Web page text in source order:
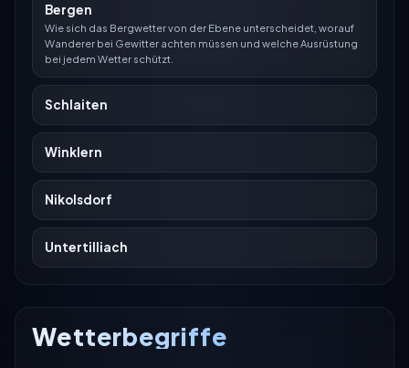
Bergen
Wie sich das Bergwetter von der Ebene unterscheidet, worauf
Wanderer bei Gewitter achten müssen und welche Ausrüstung
bei jedem Wetter schützt.
Schlaiten
Winklern
Nikolsdorf
Untertilliach
Wetterbegriffe